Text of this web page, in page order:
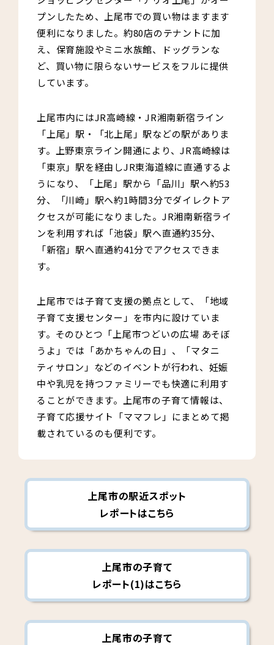
プンしたため、上尾市での買い物はますます
便利になりました。約80店のテナントに加
え、保育施設やミニ水族館、ドッグランな
ど、買い物に限らないサービスをフルに提供
しています。
上尾市内にはJR高崎線・JR湘南新宿ライン
「上尾」駅・「北上尾」駅などの駅がありま
す。上野東京ライン開通により、JR高崎線は
「東京」駅を経由しJR東海道線に直通するよ
うになり、「上尾」駅から「品川」駅へ約53
分、「川崎」駅へ約1時間3分でダイレクトア
クセスが可能になりました。JR湘南新宿ライ
ンを利用すれば「池袋」駅へ直通約35分、
「新宿」駅へ直通約41分でアクセスできま
す。
上尾市では子育て支援の拠点として、「地域
子育て支援センター」を市内に設けていま
す。そのひとつ「上尾市つどいの広場 あそぼ
うよ」では「あかちゃんの日」、「マタニ
ティサロン」などのイベントが行われ、妊娠
中や乳児を持つファミリーでも快適に利用す
ることができます。上尾市の子育て情報は、
子育て応援サイト「ママフレ」にまとめて掲
載されているのも便利です。
上尾市の駅近スポット
レポートはこちら
上尾市の子育て
レポート(1)はこちら
上尾市の子育て